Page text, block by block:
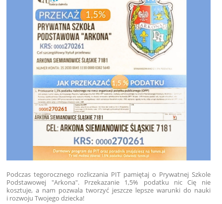
Podczas tegorocznego rozliczania PIT pamiętaj o Prywatnej Szkole
Podstawowej "Arkona". Przekazanie 1,5% podatku nic Cię nie
kosztuje, a nam pozwala tworzyć jeszcze lepsze warunki do nauki
i rozwoju Twojego dziecka!